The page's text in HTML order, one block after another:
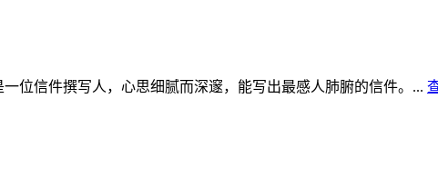
位信件撰写人，心思细腻而深邃，能写出最感人肺腑的信件。...